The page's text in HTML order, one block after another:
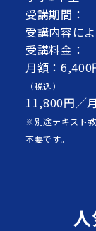
受講期間：
受講内容に
受講料金：
月額：6,400
（税込）
11,800円／
※別途テキスト
不要です。